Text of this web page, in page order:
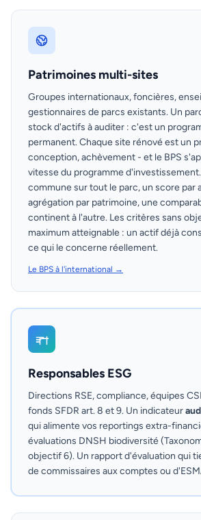
Patrimoines multi-sites
Groupes internationaux, foncières,
gestionnaires de parcs existants. Un
stock d'actifs à auditer : c'est un
permanent. Chaque site rénové est un
conception, achèvement - et le BPS
vitesse du programme
commune sur tout le parc, un score par
agrégation par patrimoine, une
continent à l'autre. Les critères sans
maximum atteignable : un actif déjà
ce qui le concerne réellement.
Le BPS à l'international →
Responsables ESG
Directions RSE, compliance, équipes
fonds SFDR art. 8 et 9. Un indicateur
qui alimente vos reportings extra-
évaluations DNSH biodiversité
objectif 6). Un rapport d'évaluation qui
de commissaires aux comptes ou